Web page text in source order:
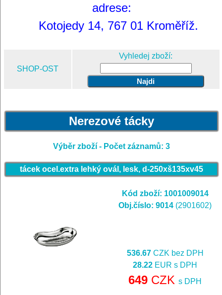
adrese:
Kotojedy 14, 767 01 Kroměříž.
SHOP-OST
Vyhledej zboží:
Nerezové tácky
Výběr zboží - Počet záznamů: 3
tácek ocel.extra lehký ovál, lesk, d-250xš135xv45
Kód zboží: 1001009014
Obj.číslo: 9014 (2901602)
536.67CZK bez DPH
28.22 EUR s DPH
649 CZK s DPH